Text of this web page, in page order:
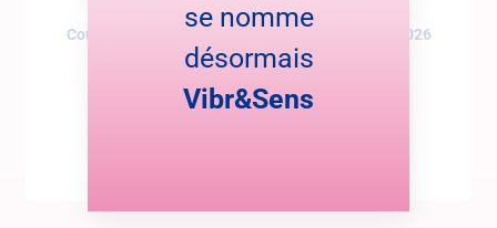
Coup de cœur dans Cerveau et Santé – janvier 2026
se nomme
désormais
Vibr&Sens